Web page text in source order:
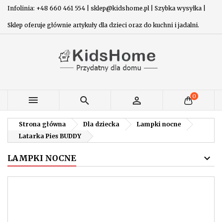
Infolinia: +48 660 461 554 | sklep@kidshome.pl | Szybka wysyłka |
Sklep oferuje głównie artykuły dla dzieci oraz do kuchni i jadalni.
   0
Strona główna Dla dziecka
Lampki nocne
Latarka Pies BUDDY
LAMPKI NOCNE